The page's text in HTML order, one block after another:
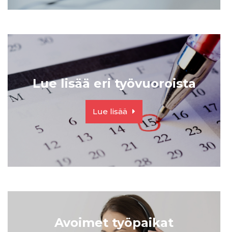
Lue lisää eri työvuoroista
Lue lisää
Avoimet työpaikat